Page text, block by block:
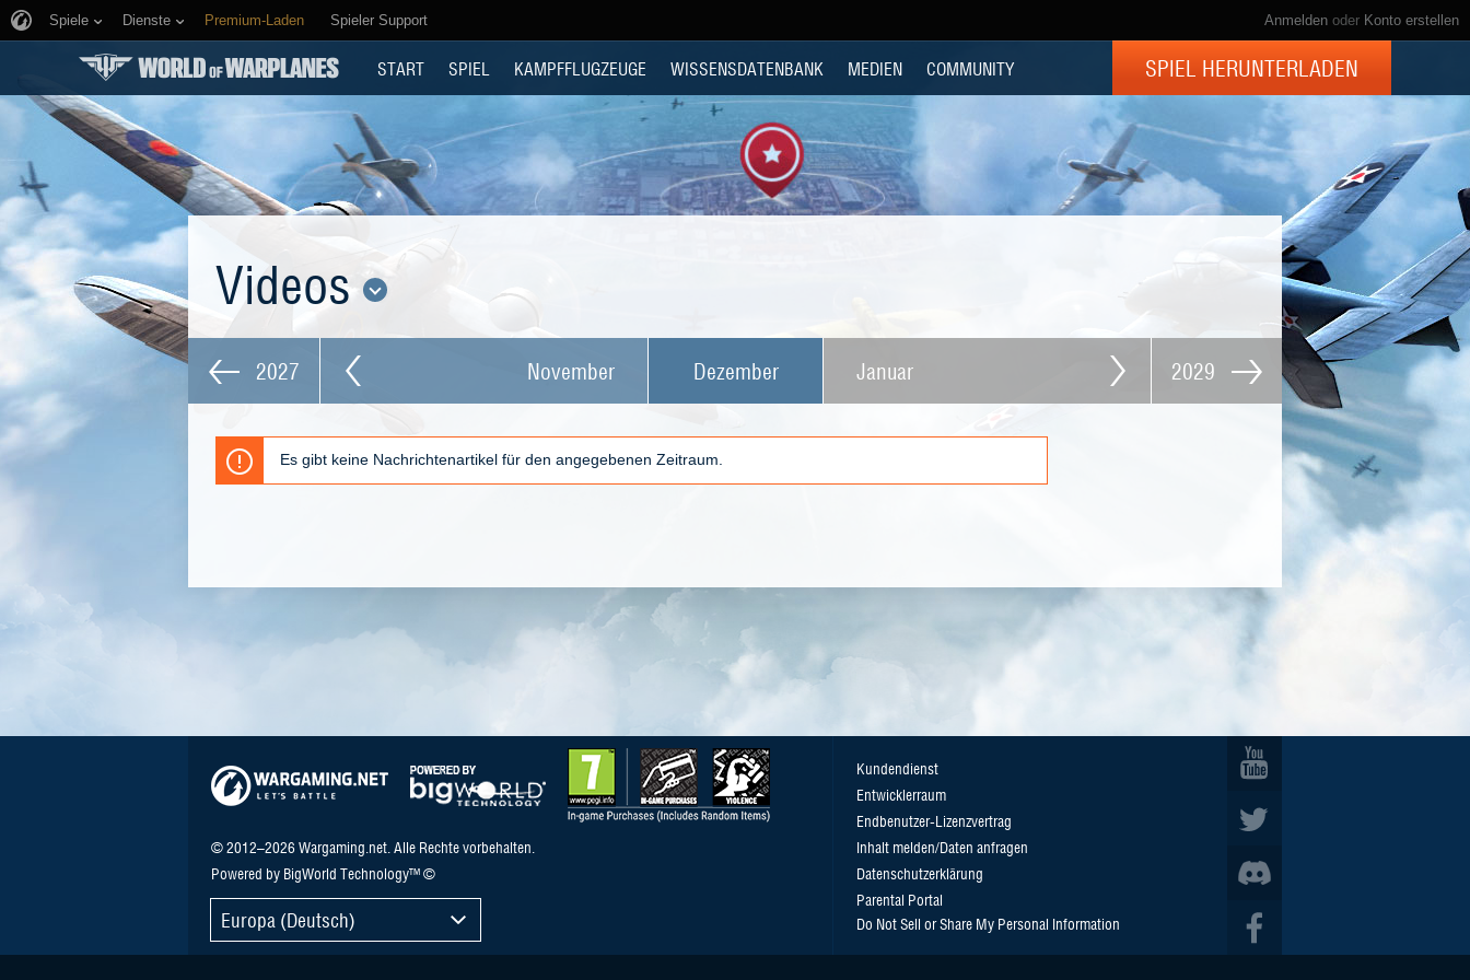
Anmelden oder Konto erstellen
Spiele Dienste Premium-Laden Spieler Support
START SPIEL KAMPFFLUGZEUGE WISSENSDATENBANK MEDIEN COMMUNITY SPIEL HERUNTERLADEN
Videos
2027 November Dezember Januar 2029
Es gibt keine Nachrichtenartikel für den angegebenen Zeitraum.
© 2012–2026 Wargaming.net. Alle Rechte vorbehalten.
Powered by BigWorld Technology™ ©
Europa (Deutsch)
Kundendienst
Entwicklerraum
Endbenutzer-Lizenzvertrag
Inhalt melden/Daten anfragen
Datenschutzerklärung
Parental Portal
Do Not Sell or Share My Personal Information